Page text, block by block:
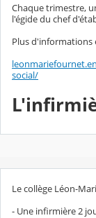
Chaque trimestre,
l'égide du chef
Plus d'informations
social/
Le collège Léon-
- Une infirmière 2